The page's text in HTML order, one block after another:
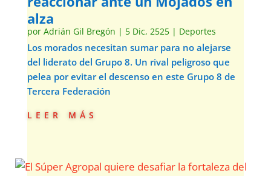
alza
por Adrián Gil Bregón | 5 Dic, 2525| Deportes
Los morados necesitan sumar para no alejarse
del liderato del Grupo 8. Un rival peligroso que
pelea por evitar el descenso en este Grupo 8 de
Tercera Federación
leer más